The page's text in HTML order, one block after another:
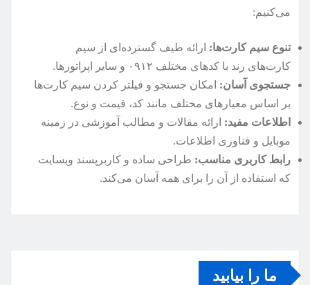
می‌کنیم:
تنوع سیم کارت‌ها: ارائه طیف گسترده‌ای از سیم
کارت‌های رند با کدهای مختلف ۰۹۱۲ و سایر اپراتورها.
جستجوی آسان: امکان جستجو و فیلتر کردن سیم کارت‌ها
بر اساس معیارهای مختلف مانند کد، قیمت و نوع.
اطلاعات مفید: ارائه مقالات و مطالب آموزشی در زمینه
موبایل و فناوری اطلاعات.
رابط کاربری مناسب: طراحی ساده و کاربرپسند وبسایت
که استفاده از آن را برای همه آسان می‌کند.
ما را بیابید